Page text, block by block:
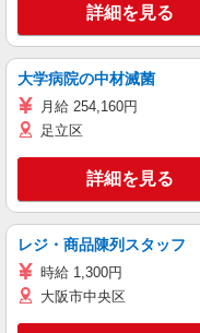
詳細を見る
大学病院の中材滅菌
月給 254,160円
足立区
詳細を見る
レジ・商品陳列スタッフ
時給 1,300円
大阪市中央区